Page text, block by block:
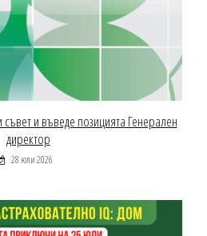
съвет и въведе позицията Генерален
директор
28 юли 2026